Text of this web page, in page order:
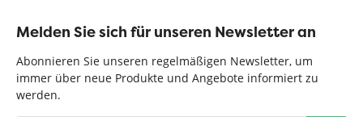
Melden Sie sich für unseren Newsletter an
Abonnieren Sie unseren regelmäßigen Newsletter, um
immer über neue Produkte und Angebote informiert zu
werden.